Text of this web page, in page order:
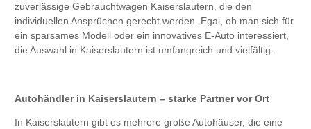
zuverlässige Gebrauchtwagen Kaiserslautern, die den
individuellen Ansprüchen gerecht werden. Egal, ob man sich für
ein sparsames Modell oder ein innovatives E-Auto interessiert,
die Auswahl in Kaiserslautern ist umfangreich und vielfältig.
Autohändler in Kaiserslautern – starke Partner vor Ort
In Kaiserslautern gibt es mehrere große Autohäuser, die eine